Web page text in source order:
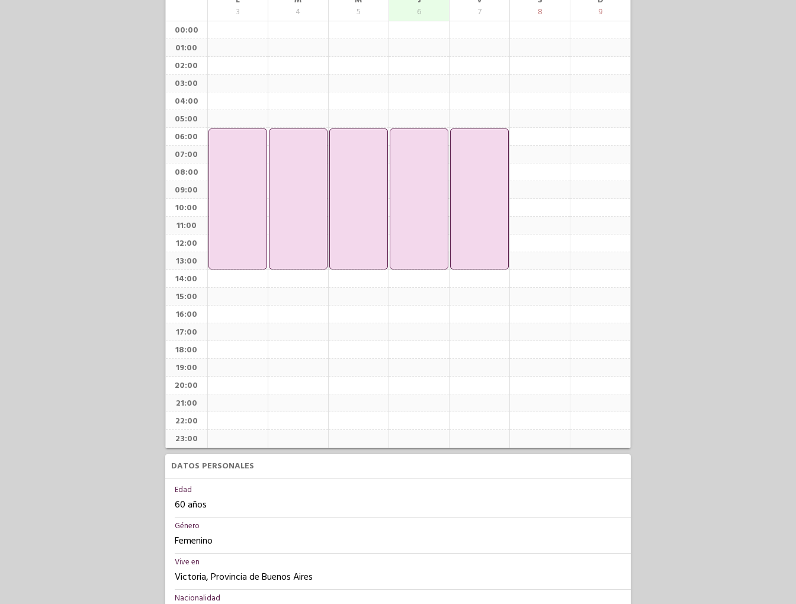
3
4
5
6
7
8
9
00:00
01:00
02:00
03:00
04:00
05:00
06:00
07:00
08:00
09:00
10:00
11:00
12:00
13:00
14:00
15:00
16:00
17:00
18:00
19:00
20:00
21:00
22:00
23:00
DATOS PERSONALES
Edad
60 años
Género
Femenino
Vive en
Victoria, Provincia de Buenos Aires
Nacionalidad